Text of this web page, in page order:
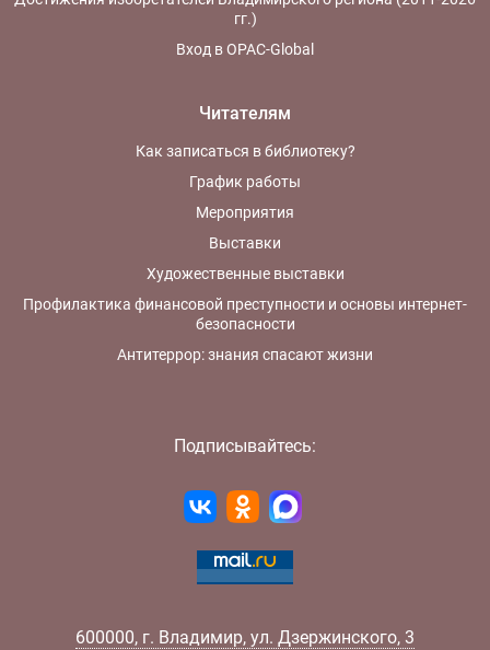
гг.)
Вход в OPAC-Global
Читателям
Как записаться в библиотеку?
График работы
Мероприятия
Выставки
Художественные выставки
Профилактика финансовой преступности и основы интернет-
безопасности
Антитеррор: знания спасают жизни
Подписывайтесь:
600000, г. Владимир, ул. Дзержинского, 3